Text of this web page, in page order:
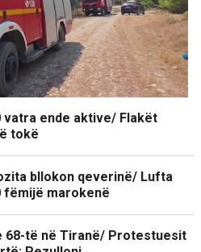
vatra ende aktive/ Flakët
tokë
bllokon qeverinë/ Lufta
fëmijë marokenë
68-të në Tiranë/ Protestuesit